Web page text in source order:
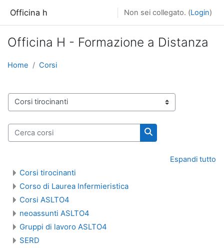
Officina h Non sei collegato. (Login)
Officina H - Formazione a Distanza
Home Corsi
Categorie di corso
Cerca corsi
Cerca corsi
Espandi tutto
Corsi tirocinanti
Corso di Laurea Infermieristica
Corsi ASLTO4
neoassunti ASLTO4
Gruppi di lavoro ASLTO4
SERD